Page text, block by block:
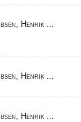
Ibsen, Henrik ...
Ibsen, Henrik ...
Ibsen, Henrik ...